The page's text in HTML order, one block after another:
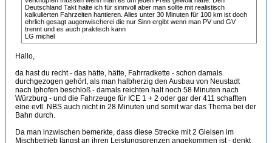
Deutschland Takt halte ich für sinnvoll aber man sollte mit realistisch
kalkulierten Fahrzeiten hantieren. Alles unter 30 Minuten für 100 km ist doch
ehrlich gesagt augenwischerei die nur Sinn ergibt wenn man PV und GV
trennt und es auch praktisch kann
LG michel
Hallo,
da hast du recht - das hätte, hätte, Fahrradkette - schon damals
durchgezogen gehört, als man halbherzig den Ausbau von Neustadt
nach Iphofen beschloß - damals reichten halt noch 58 Minuten nach
Würzburg - und die Fahrzeuge für ICE 1 + 2 oder gar der 411 schafften
eine evtl. NBS auch nicht in 28 Minuten und somit war das Thema bei der
Bahn durch.
Da man inzwischen bemerkte, dass diese Strecke mit 2 Gleisen im
Mischbetrieb längst an ihren Leistungsgrenzen angekommen ist - denkt